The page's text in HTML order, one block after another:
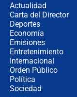
Actualidad
Carta del Director
Deportes
Economía
Emisiones
Entretenimiento
Internacional
Orden Público
Política
Sociedad